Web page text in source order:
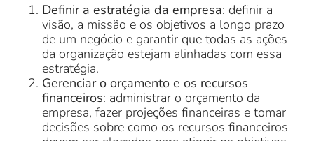
Definir a estratégia da empresa: definir a
visão, a missão e os objetivos a longo prazo
de um negócio e garantir que todas as ações
da organização estejam alinhadas com essa
estratégia.
Gerenciar o orçamento e os recursos
financeiros: administrar o orçamento da
empresa, fazer projeções financeiras e tomar
decisões sobre como os recursos financeiros